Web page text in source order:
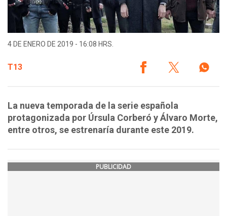
4 DE ENERO DE 2019 - 16:08 HRS.
T13
La nueva temporada de la serie española
protagonizada por Úrsula Corberó y Álvaro Morte,
entre otros, se estrenaría durante este 2019.
PUBLICIDAD